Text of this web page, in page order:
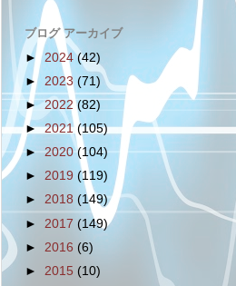
ブログ アーカイブ
► 2024(42)
► 2023 (71)
►2022(82)
►2021 (105)
►2020(104)
► 2019 (119)
► 2018 (149)
► 2017 (149)
► 2016 (6)
► 2015 (10)